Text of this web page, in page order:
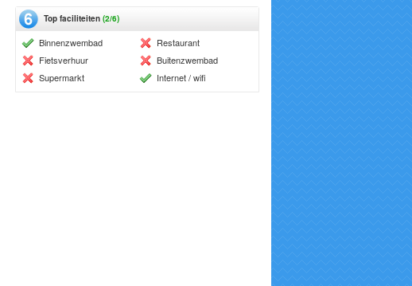
Top faciliteiten(2/6)
Binnenzwembad
Restaurant
Fietsverhuur
Buitenzwembad
Supermarkt
Internet / wifi